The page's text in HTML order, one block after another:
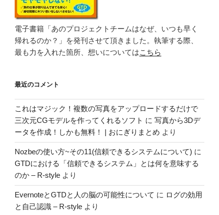
電子書籍「あのプロジェクトチームはなぜ、いつも早く
帰れるのか？」を発刊させて頂きました。執筆する際、
最も力を入れた箇所、想いについてはこちら
最近のコメント
これはマジック！複数の写真をアップロードするだけで
三次元CGモデルを作ってくれるソフト に 写真から3Dデ
ータを作成！しかも無料！ | おにぎりまとめ より
Nozbeの使い方~その11(信頼できるシステムについて) に
GTDにおける「信頼できるシステム」とは何を意味する
のか – R-style より
EvernoteとGTDと人の脳の可能性について に ログの効用
と自己認識 – R-style より